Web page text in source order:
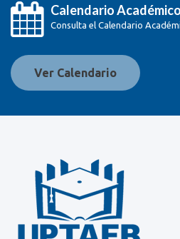
Calendario Académico
Consulta el Calendario
Ver Calendario